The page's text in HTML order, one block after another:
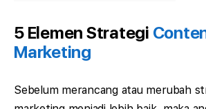
5 Elemen Strategi
Marketing
Sebelum merancang atau merubah